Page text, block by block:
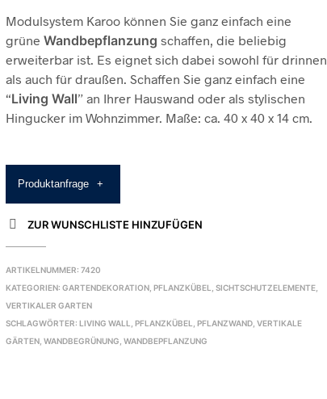
Modulsystem Karoo können Sie ganz einfach eine
grüneWandbepflanzung schaffen, die beliebig
erweiterbar ist. Es eignet sich dabei sowohl für drinnen
als auch für draußen. Schaffen Sie ganz einfach eine
“Living Wall” an Ihrer Hauswand oder als stylischen
Hingucker im Wohnzimmer. Maße: ca. 40 x 40 x 14 cm.
Produktanfrage +
ZUR WUNSCHLISTE HINZUFÜGEN
ARTIKELNUMMER:7420
KATEGORIEN:GARTENDEKORATION ,PFLANZKÜBEL ,SICHTSCHUTZELEMENTE
VERTIKALER GARTEN
SCHLAGWÖRTER:LIVING WALL ,PFLANZKÜBEL ,PFLANZWAND ,VERTIKALE
GÄRTEN ,WANDBEGRÜNUNG ,WANDBEPFLANZUNG